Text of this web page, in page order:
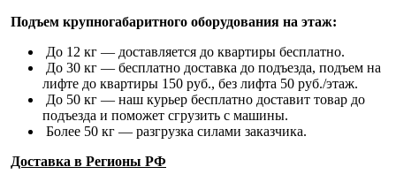
Подъем крупногабаритного оборудования на этаж:
До 12 кг — доставляется до квартиры бесплатно.
До 30 кг — бесплатно доставка до подъезда, подъем на
лифте до квартиры 150 руб., без лифта 50 руб./этаж.
До 50 кг — наш курьер бесплатно доставит товар до
подъезда и поможет сгрузить с машины.
Более 50 кг — разгрузка силами заказчика.
Доставка в Регионы РФ